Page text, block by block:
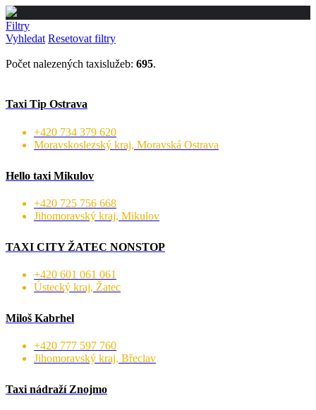
Filtry
Vyhledat Resetovat filtry
Počet nalezených taxislužeb: 695.
Taxi Tip Ostrava
+420 734 379 620
Moravskoslezský kraj, Moravská Ostrava
Hello taxi Mikulov
+420 725 756 668
Jihomoravský kraj, Mikulov
TAXI CITY ŽATEC NONSTOP
+420 601 061 061
Ústecký kraj, Žatec
Miloš Kabrhel
+420 777 597 760
Jihomoravský kraj, Břeclav
Taxi nádraží Znojmo